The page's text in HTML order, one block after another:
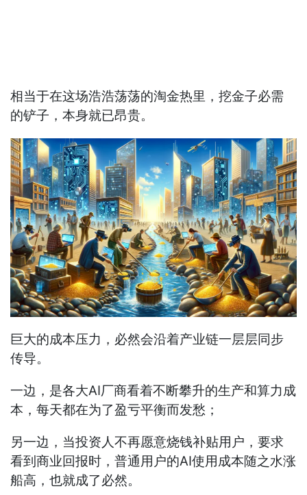
相当于在这场浩浩荡荡的淘金热里，挖金子必需
的铲子，本身就已昂贵。
巨大的成本压力，必然会沿着产业链一层层同步
传导。
一边，是各大AI厂商看着不断攀升的生产和算力成
本，每天都在为了盈亏平衡而发愁；
另一边，当投资人不再愿意烧钱补贴用户，要求
看到商业回报时，普通用户的AI使用成本随之水涨
船高，也就成了必然。